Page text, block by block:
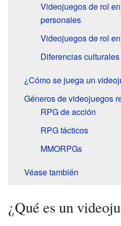
Videojuegos de rol
personales
Videojuegos de rol
Diferencias
¿Cómo se juega un
Géneros de videojuegos
RPG de acción
RPG tácticos
MMORPGs
Véase también
¿Qué es un